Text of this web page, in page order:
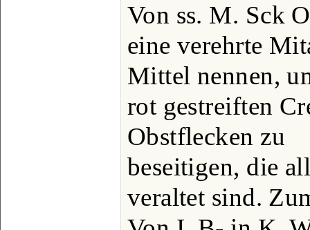
Von ss. M. Sck
eine verehrte
Mittel nennen,
rot gestreiften
Obstflecken zu
beseitigen, die
veraltet sind.